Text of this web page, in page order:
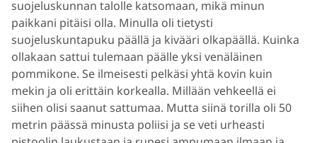
suojeluskunnan talolle katsomaan, mikä minun
paikkani pitäisi olla. Minulla oli tietysti
suojeluskuntapuku päällä ja kivääri olkapäällä. Kuinka
ollakaan sattui tulemaan päälle yksi venäläinen
pommikone. Se ilmeisesti pelkäsi yhtä kovin kuin
mekin ja oli erittäin korkealla. Millään vehkeellä ei
siihen olisi saanut sattumaa. Mutta siinä torilla oli 50
metrin päässä minusta poliisi ja se veti urheasti